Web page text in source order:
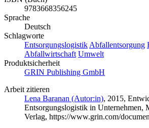
9783668356245
Sprache
Deutsch
Schlagworte
Entsorgungslogistik Abfallentsorgung
Abfallwirtschaft Umwelt
Produktsicherheit
GRIN Publishing GmbH
Arbeit zitieren
Lena Baranan (Autor:in), 2015,
Entsorgungslogistik in Unternehmen,
Verlag, https://www.grin.com/